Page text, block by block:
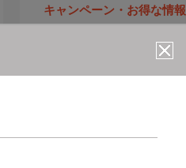
キャンペーン・お得な情報